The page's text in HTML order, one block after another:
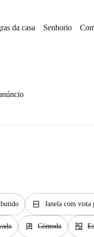
da casa Senhorio
window_closed Janela com vista
dresser Cómoda shelves